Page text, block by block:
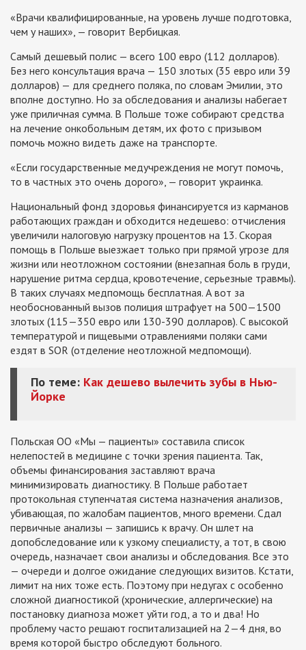
«Врачи квалифицированные, на уровень лучше подготовка,
чем у наших», — говорит Вербицкая.
Самый дешевый полис — всего 100 евро (112 долларов).
Без него консультация врача — 150 злотых (35 евро или 39
долларов) — для среднего поляка, по словам Эмилии, это
вполне доступно. Но за обследования и анализы набегает
уже приличная сумма. В Польше тоже собирают средства
на лечение онкобольным детям, их фото с призывом
помочь можно видеть даже на транспорте.
«Если государственные медучреждения не могут помочь,
то в частных это очень дорого», — говорит украинка.
Национальный фонд здоровья финансируется из карманов
работающих граждан и обходится недешево: отчисления
увеличили налоговую нагрузку процентов на 13. Скорая
помощь в Польше выезжает только при прямой угрозе для
жизни или неотложном состоянии (внезапная боль в груди,
нарушение ритма сердца, кровотечение, серьезные травмы).
В таких случаях медпомощь бесплатная. А вот за
необоснованный вызов полиция штрафует на 500—1500
злотых (115—350 евро или 130-390 долларов). С высокой
температурой и пищевыми отравлениями поляки сами
ездят в SOR (отделение неотложной медпомощи).
По теме: Как дешево вылечить зубы в Нью-
Йорке
Польская ОО «Мы — пациенты» составила список
нелепостей в медицине с точки зрения пациента. Так,
объемы финансирования заставляют врача
минимизировать диагностику. В Польше работает
протокольная ступенчатая система назначения анализов,
убивающая, по жалобам пациентов, много времени. Сдал
первичные анализы — запишись к врачу. Он шлет на
допобследование или к узкому специалисту, а тот, в свою
очередь, назначает свои анализы и обследования. Все это
— очереди и долгое ожидание следующих визитов. Кстати,
лимит на них тоже есть. Поэтому при недугах с особенно
сложной диагностикой (хронические, аллергические) на
постановку диагноза может уйти год, а то и два! Но
проблему часто решают госпитализацией на 2—4 дня, во
время которой быстро обследуют больного.